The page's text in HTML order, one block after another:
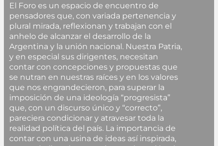
El Foro es un espacio de encuentro de
pensadores que, con variada pertenencia y
plural mirada, reflexionan y trabajan con el
anhelo de alcanzar el desarrollo de la
Argentina y la unión nacional. Nuestra Patria,
y en especial sus dirigentes, necesitan
contar con concepciones y propuestas que
se nutran en nuestras raíces y en los valores
que nos engrandecieron, para superar la
imposición de una ideología “progresista”
que, con un discurso único y “correcto”,
pareciera condicionar y atravesar toda la
realidad política del país. La importancia de
contar con una usina de ideas así inspirada,